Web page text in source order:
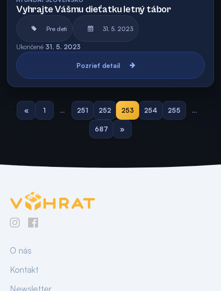
Vyhrajte Vášmu dieťatku letný tábor
Pre deti 31. 5. 2023
Ukončené 31. 5. 2023
Pozrieť detail
« 1 … 251 252 253 254 255 …
687 »
O nás
Kontakt
Newsletter